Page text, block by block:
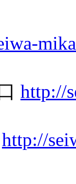
http://
http://